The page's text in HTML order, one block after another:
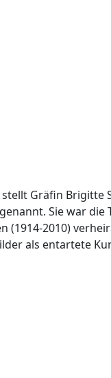
Gräfin Brigitte
Sie war die
(1914-2010)
als entartete